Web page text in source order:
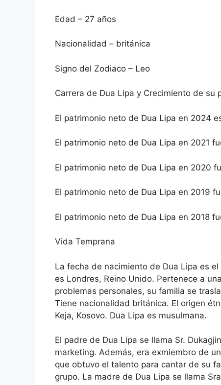
Edad – 27 años
Nacionalidad – británica
Signo del Zodiaco – Leo
Carrera de Dua Lipa y Crecimiento de
El patrimonio neto de Dua Lipa en 2024
El patrimonio neto de Dua Lipa en 2021
El patrimonio neto de Dua Lipa en 2020
El patrimonio neto de Dua Lipa en 2019
El patrimonio neto de Dua Lipa en 2018
Vida Temprana
La fecha de nacimiento de Dua Lipa es
es Londres, Reino Unido. Pertenece a
problemas personales, su familia se
Tiene nacionalidad británica. El origen
Keja, Kosovo. Dua Lipa es musulmana.
El padre de Dua Lipa se llama Sr.
marketing. Además, era exmiembro de
que obtuvo el talento para cantar de su
grupo. La madre de Dua Lipa se llama